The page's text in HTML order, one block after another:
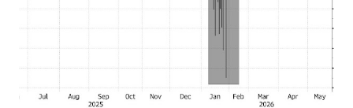
进工作总基调，坚持农业农村优先发展，坚持城乡融合发展，锚
定农业农村现代化，以推进乡村全面振兴为总抓手，以学习运用
“千万工程”经验为引领，以改革创新为根本动力，提高强农惠农
富农政策效能，守牢国家粮食安全底线，持续巩固拓展脱贫攻坚
成果，提升乡村产业发展水平、乡村建设水平、乡村治理水平，